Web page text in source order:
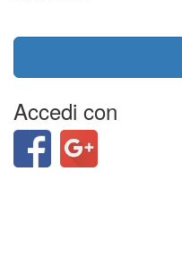
Accedi con